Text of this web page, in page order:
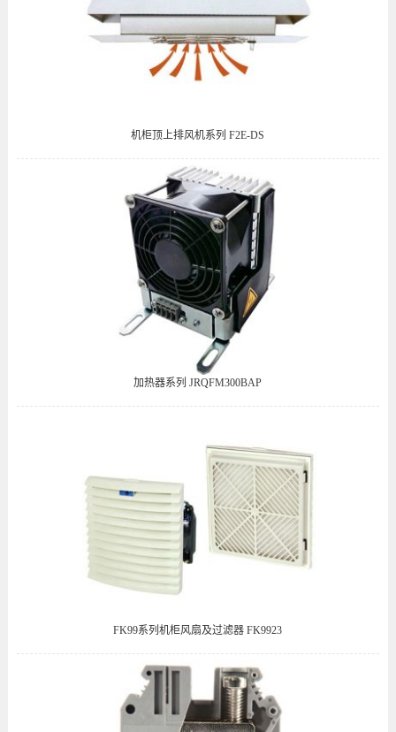
机柜顶上排风机系列 F2E-DS
加热器系列 JRQFM300BAP
FK99系列机柜风扇及过滤器 FK9923